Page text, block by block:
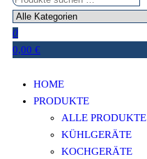
0
0,00 €
HOME
PRODUKTE
ALLE PRODUKTE
KÜHLGERÄTE
KOCHGERÄTE